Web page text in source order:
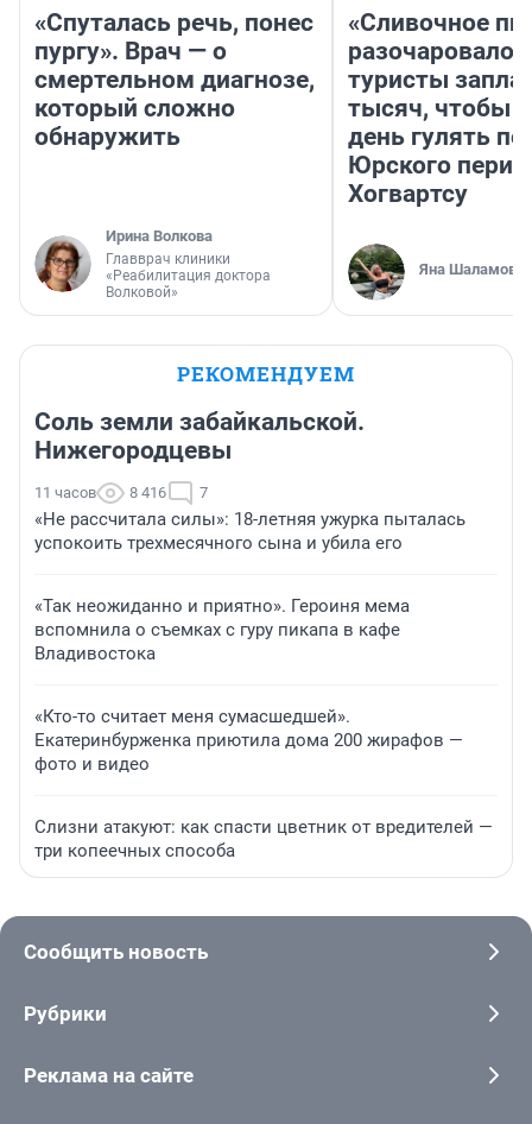
«Спуталась речь, понес
пургу». Врач — о
смертельном диагнозе,
который сложно
обнаружить
Ирина Волкова
Главврач клиники
«Реабилитация доктора
Волковой»
«Сливочное
разочаровало»:
туристы
тысяч, чтобы
день гулять по
Юрского
Хогвартсу
Яна Шаламова
РЕКОМЕНДУЕМ
Соль земли забайкальской.
Нижегородцевы
11 часов 8 416 7
«Не рассчитала силы»: 18-летняя ужурка пыталась
успокоить трехмесячного сына и убила его
«Так неожиданно и приятно». Героиня мема
вспомнила о съемках с гуру пикапа в кафе
Владивостока
«Кто-то считает меня сумасшедшей».
Екатеринбурженка приютила дома 200 жирафов —
фото и видео
Слизни атакуют: как спасти цветник от вредителей —
три копеечных способа
Сообщить новость
Рубрики
Реклама на сайте